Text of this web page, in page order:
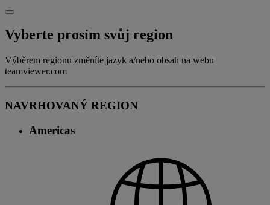
Vyberte prosím svůj region
Výběrem regionu změníte jazyk a/nebo obsah na webu
teamviewer.com
NAVRHOVANÝ REGION
Americas